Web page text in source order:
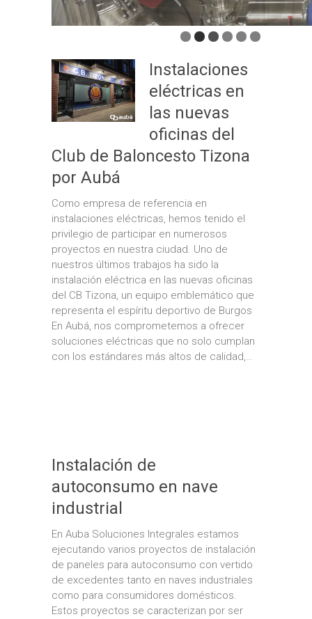
Instalaciones
eléctricas en
las nuevas
oficinas del
Club de Baloncesto Tizona
por Aubá
Como empresa de referencia en
instalaciones eléctricas, hemos tenido el
privilegio de participar en numerosos
proyectos en nuestra ciudad. Uno de
nuestros últimos trabajos ha sido la
instalación eléctrica en las nuevas oficinas
del CB Tizona, un equipo emblemático que
representa el espíritu deportivo de Burgos
En Aubá, nos comprometemos a ofrecer
soluciones eléctricas que no solo cumplan
con los estándares más altos de calidad,…
Instalación de
autoconsumo en nave
industrial
En Auba Soluciones Integrales estamos
ejecutando varios proyectos de instalación
de paneles para autoconsumo con vertido
de excedentes tanto en naves industriales
como para consumidores domésticos.
Estos proyectos se caracterizan por ser